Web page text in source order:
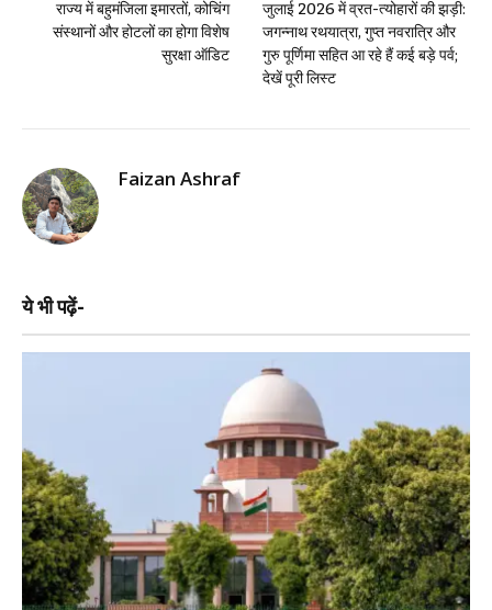
राज्य में बहुमंजिला इमारतों, कोचिंग
संस्थानों और होटलों का होगा विशेष
सुरक्षा ऑडिट
जुलाई 2026 में व्रत-त्योहारों की झड़ी:
जगन्नाथ रथयात्रा, गुप्त नवरात्रि और
गुरु पूर्णिमा सहित आ रहे हैं कई बड़े पर्व;
देखें पूरी लिस्ट
Faizan Ashraf
ये भी पढ़ें-